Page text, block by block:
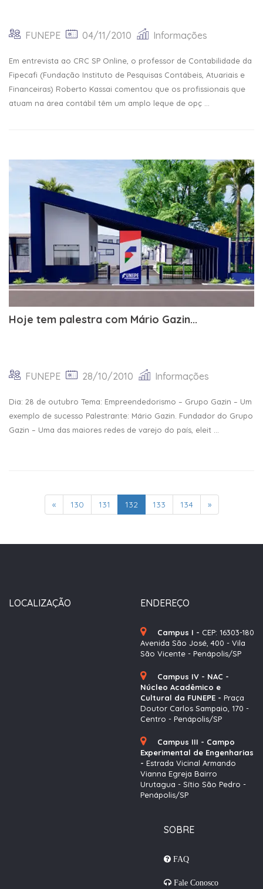
FUNEPE 04/11/2010 Informações
Em entrevista ao CRC SP Online, o professor de Contabilidade da
Fipecafi (Fundação Instituto de Pesquisas Contábeis, Atuariais e
Financeiras) Roberto Kassai comentou que os profissionais que
atuam na área contábil têm um amplo leque de opç ...
Hoje tem palestra com Mário Gazin...
FUNEPE 28/10/2010 Informações
Dia: 28 de outubro Tema: Empreendedorismo – Grupo Gazin – Um
exemplo de sucesso Palestrante: Mário Gazin. Fundador do Grupo
Gazin – Uma das maiores redes de varejo do país, eleit ...
« 130 131 132 133 134 »
LOCALIZAÇÃO ENDEREÇO
Campus I - CEP: 16303-180
Avenida São José, 400 - Vila
São Vicente - Penápolis/SP
Campus IV - NAC -
Núcleo Acadêmico e
Cultural da FUNEPE - Praça
Doutor Carlos Sampaio, 170 -
Centro - Penápolis/SP
Campus III - Campo
Experimental de Engenharias
- Estrada Vicinal Armando
Vianna Egreja Bairro
Urutagua - Sítio São Pedro -
Penápolis/SP
SOBRE
FAQ
Fale Conosco